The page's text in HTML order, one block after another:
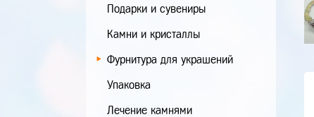
Подарки и сувениры
Камни и кристаллы
Фурнитура для украшений
Упаковка
Лечение камнями